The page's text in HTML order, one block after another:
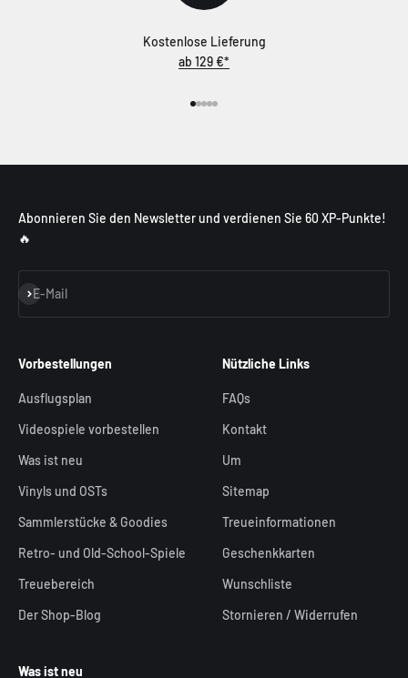
Kostenlose Lieferung
ab 129 €*
Abonnieren Sie den Newsletter und verdienen Sie 60 XP-Punkte!
🔥
E-Mail
Abonnieren
Vorbestellungen
Ausflugsplan
Videospiele vorbestellen
Was ist neu
Vinyls und OSTs
Sammlerstücke & Goodies
Retro- und Old-School-Spiele
Treuebereich
Der Shop-Blog
Nützliche Links
FAQs
Kontakt
Um
Sitemap
Treueinformationen
Geschenkkarten
Wunschliste
Stornieren / Widerrufen
Was ist neu